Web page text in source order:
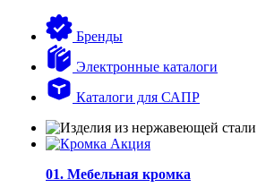
Бренды
Электронные каталоги
Каталоги для САПР
01. Мебельная кромка